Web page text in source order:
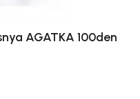
AGATKA 100den